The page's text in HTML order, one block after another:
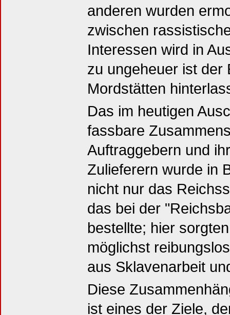
anderen wurden
zwischen
Interessen wird in
zu ungeheuer ist der
Mordstätten
Das im heutigen
fassbare
Auftraggebern und
Zulieferern wurde in
nicht nur das
das bei der
bestellte; hier
möglichst
aus Sklavenarbeit
Diese
ist eines der Ziele,